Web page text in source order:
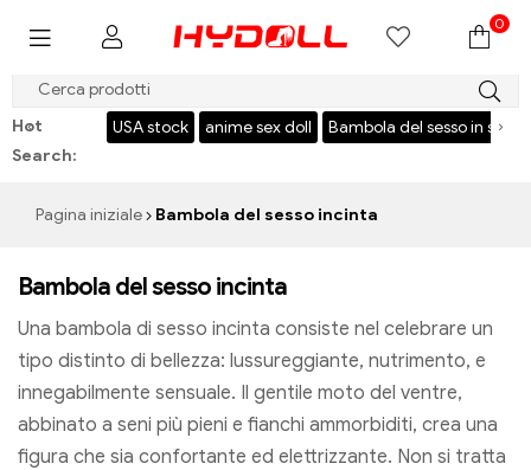
$999 SALVA $50，CODICE：HY50
Hot
Search:
USA stock anime sex doll Bambola del sesso in silicone torso
‹ ›
0
Pagina iniziale Bambola del sesso incinta
Bambola del sesso incinta
Una bambola di sesso incinta consiste nel celebrare un
tipo distinto di bellezza: lussureggiante, nutrimento, e
innegabilmente sensuale. Il gentile moto del ventre,
abbinato a seni più pieni e fianchi ammorbiditi, crea una
figura che sia confortante ed elettrizzante. Non si tratta